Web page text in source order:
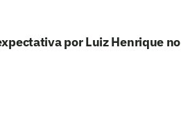
por Luiz Henrique no